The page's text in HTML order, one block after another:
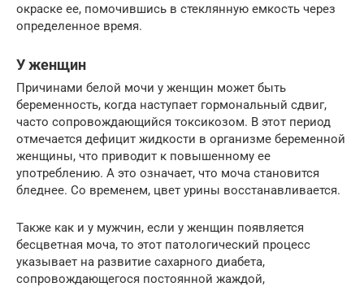
окраске ее, помочившись в стеклянную емкость через
определенное время.
У женщин
Причинами белой мочи у женщин может быть
беременность, когда наступает гормональный сдвиг,
часто сопровождающийся токсикозом. В этот период
отмечается дефицит жидкости в организме беременной
женщины, что приводит к повышенному ее
употреблению. А это означает, что моча становится
бледнее. Со временем, цвет урины восстанавливается.
Также как и у мужчин, если у женщин появляется
бесцветная моча, то этот патологический процесс
указывает на развитие сахарного диабета,
сопровождающегося постоянной жаждой,